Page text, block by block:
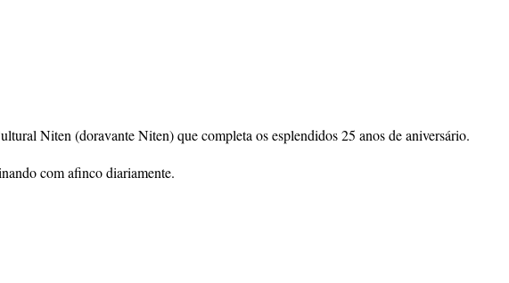
Niten (doravante Niten) que completa os esplendidos 25 anos de aniversário.
com afinco diariamente.